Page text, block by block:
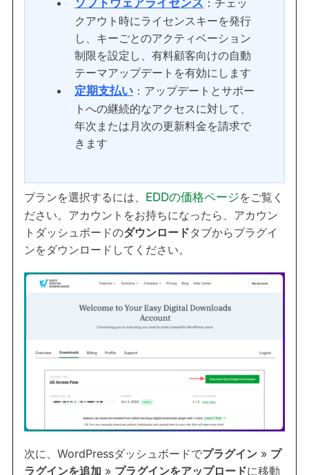
クアウト時にライセンスキーを発行
し、キーごとのアクティベーション
制限を設定し、有料顧客向けの自動
テーマアップデートを有効にします
定期支払い ：アップデートとサポー
トへの継続的なアクセスに対して、
年次または月次の更新料金を請求で
きます
プランを選択するには、 EDDの価格ページをご覧く
ださい。アカウントをお持ちになったら、アカウン
トダッシュボードのダウンロードタブからプラグイ
ンをダウンロードしてください。
次に、WordPressダッシュボードでプラグイン » プ
ラグインを追加 » プラグインをアップロードに移動